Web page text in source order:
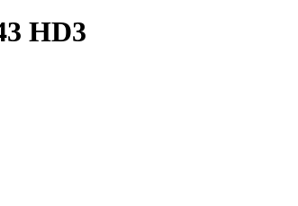
HD3